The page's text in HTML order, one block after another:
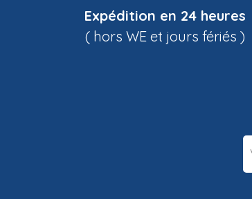
Expédition en 24 heures
( hors WE et jours fériés )